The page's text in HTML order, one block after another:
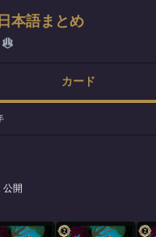
本語まとめ
カード
開